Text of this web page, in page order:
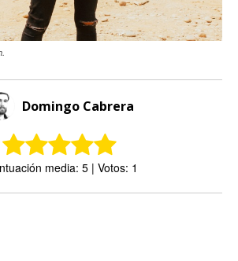
Domingo Cabrera
media: 5 | Votos: 1